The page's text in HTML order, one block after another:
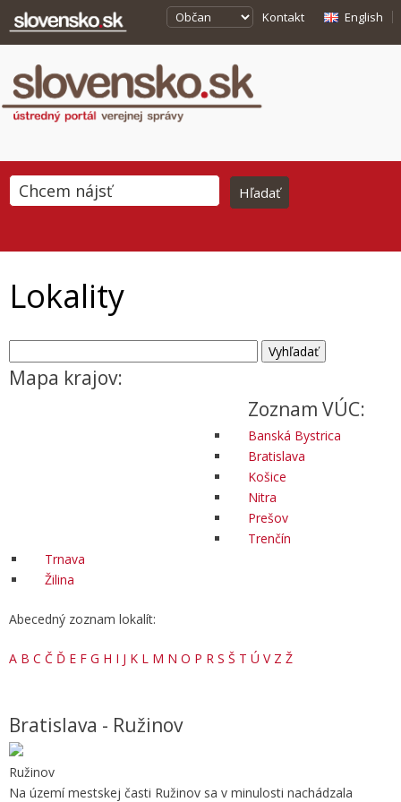
Kontakt English
Lokality
Mapa krajov:
Zoznam VÚC:
Banská Bystrica
Bratislava
Košice
Nitra
Prešov
Trenčín
Trnava
Žilina
Abecedný zoznam lokalít:
A B C Č Ď E F G H I J K L M N O P R S Š T Ú V Z Ž
Bratislava - Ružinov
Ružinov
Na území mestskej časti Ružinov sa v minulosti nachádzala